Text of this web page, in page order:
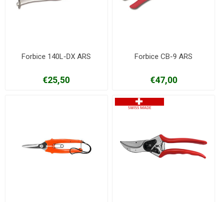
Forbice 140L-DX ARS
€25,50
Forbice CB-9 ARS
€47,00